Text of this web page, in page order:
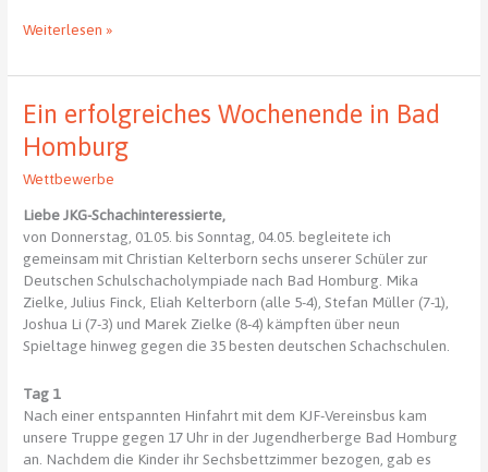
Berufs-
Studienorientierungsmesse
27.
Mai
2025
im
Weiterlesen »
Ein erfolgreiches Wochenende in Bad
Homburg
Wettbewerbe
Liebe JKG-Schachinteressierte,
von Donnerstag, 01.05. bis Sonntag, 04.05. begleitete ich
gemeinsam mit Christian Kelterborn sechs unserer Schüler zur
Deutschen Schulschacholympiade nach Bad Homburg. Mika
Zielke, Julius Finck, Eliah Kelterborn (alle 5-4), Stefan Müller (7-1),
Joshua Li (7-3) und Marek Zielke (8-4) kämpften über neun
Spieltage hinweg gegen die 35 besten deutschen Schachschulen.
Tag 1
Nach einer entspannten Hinfahrt mit dem KJF-Vereinsbus kam
unsere Truppe gegen 17 Uhr in der Jugendherberge Bad Homburg
an. Nachdem die Kinder ihr Sechsbettzimmer bezogen, gab es